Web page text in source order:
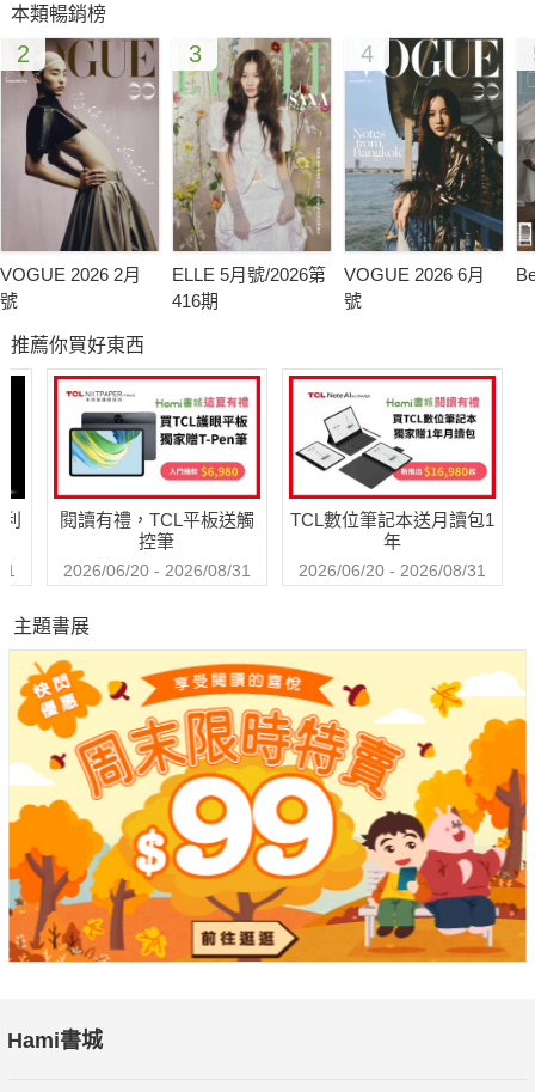
本類暢銷榜
2
VOGUE 2026 2月
號
3
ELLE 5月號/2026第
416期
4
VOGUE 2026 6月
號
推薦你買好東西
閱讀有禮，TCL平板送觸
控筆
2026/06/20 - 2026/08/31
TCL數位筆記本送月讀包1
年
2026/06/20 - 2026/08/31
主題書展
Hami書城